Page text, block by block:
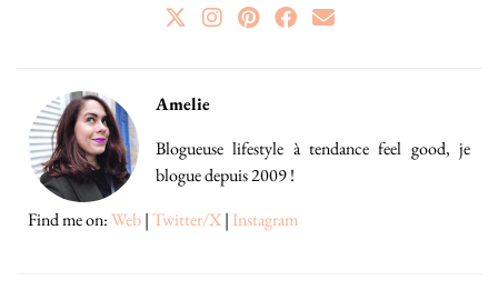
Amelie
Blogueuse lifestyle à tendance feel good, je
blogue depuis 2009 !
Find me on:Web|Twitter/X| Instagram